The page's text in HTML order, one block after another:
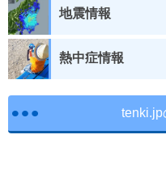
地震情報
熱中症情報
tenki.jp